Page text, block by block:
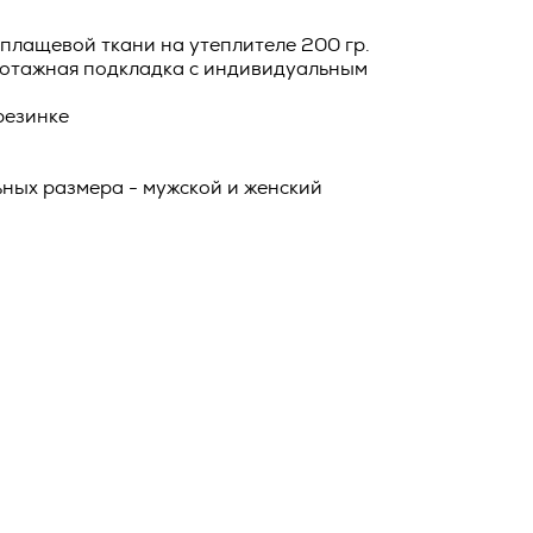
ткани на утеплителе 200 гр.
подкладка с индивидуальным
размера - мужской и женский
–
по
№152-ФЗ
с
адрес
Поля, д.